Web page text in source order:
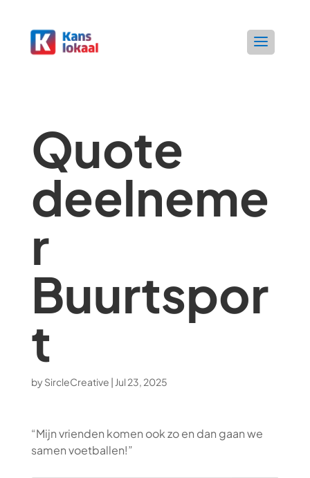
Quote
deelneme
r
Buurtspor
t
by SircleCreative Jul 23, 2025
“Mijn vrienden komen ook zo en dan gaan we
samen voetballen!”